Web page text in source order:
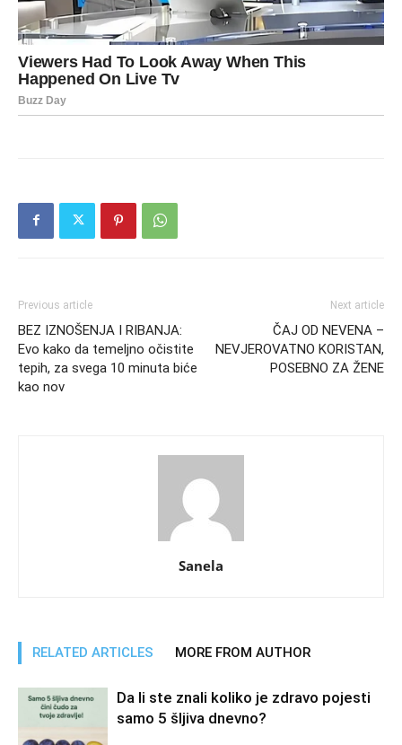
Previous article
BEZ IZNOŠENJA I RIBANJA:
Evo kako da temeljno očistite
tepih, za svega 10 minuta biće
kao nov
Next article
ČAJ OD NEVENA –
NEVJEROVATNO KORISTAN,
POSEBNO ZA ŽENE
Sanela
RELATED ARTICLES MORE FROM AUTHOR
Da li ste znali koliko je zdravo pojesti
samo 5 šljiva dnevno?